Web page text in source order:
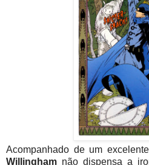
Acompanhado de um
Willingham não dispensa a